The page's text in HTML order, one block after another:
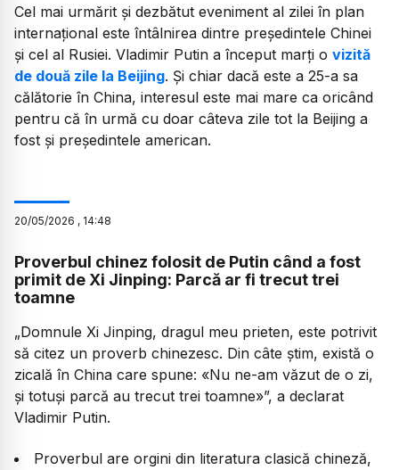
Cel mai urmărit și dezbătut eveniment al zilei în plan
internațional este întâlnirea dintre președintele Chinei
și cel al Rusiei. Vladimir Putin a început marți o vizită
de două zile la Beijing. Și chiar dacă este a 25-a sa
călătorie în China, interesul este mai mare ca oricând
pentru că în urmă cu doar câteva zile tot la Beijing a
fost și președintele american.
20/05/2026 , 14:48
Proverbul chinez folosit de Putin când a fost
primit de Xi Jinping: Parcă ar fi trecut trei
toamne
„Domnule Xi Jinping, dragul meu prieten, este potrivit
să citez un proverb chinezesc. Din câte știm, există o
zicală în China care spune: «Nu ne-am văzut de o zi,
și totuși parcă au trecut trei toamne»”, a declarat
Vladimir Putin.
Proverbul are orgini din literatura clasică chineză,